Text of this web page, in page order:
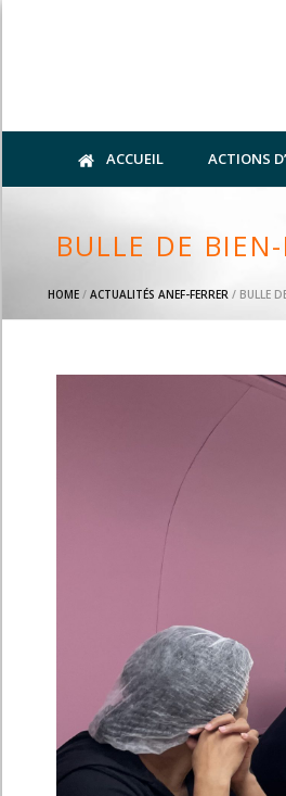
ACCUEIL ACTIONS
BULLE DE BIEN-
HOME / ACTUALITÉS ANEF-FERRER / BULLE